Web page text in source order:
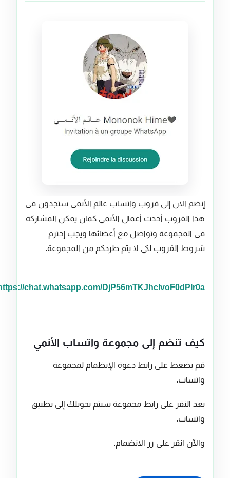
إنضم الان إلى قروب واتساب عالم الأنمي ستجدون في
هذا القروب أحدث أعمال الأنمي كمان يمكن المشاركة
في المجموعة وتواصل مع أعضائها ويجب إحترم
شروط القروب لكي لا يتم طردكم من المجموعة.
https://chat.whatsapp.com/DjP56mTKJhcIvoF0dPIr0a
كيف تنضم إلى مجموعة واتساب الأنمي
قم بضغط على رابط دعوة الإنظمام لمجموعة
واتساب.
بعد النقر على رابط مجموعة سيتم تحويلك إلى تطبيق
واتساب.
والآن انقر على زر الانضمام.